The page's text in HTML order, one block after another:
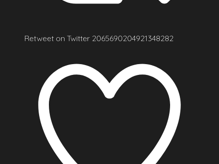
Retweet on Twitter 2065690204921348282